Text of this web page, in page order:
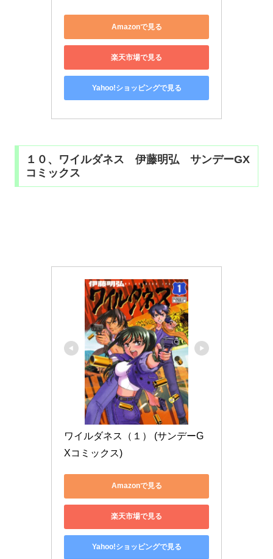
Amazonで見る
楽天市場で見る
Yahoo!ショッピングで見る
１０、ワイルダネス 伊藤明弘 サンデーGX
コミックス
ワイルダネス（１） (サンデーG
Xコミックス)
Amazonで見る
楽天市場で見る
Yahoo!ショッピングで見る